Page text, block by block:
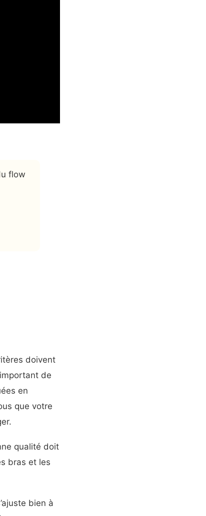
flow
doivent
de
en
que votre
qualité doit
bras et les
bien à